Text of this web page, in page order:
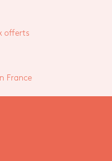
offerts
France